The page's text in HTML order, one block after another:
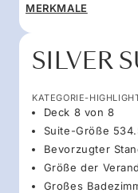
MERKMALE
SILVER
KATEGORIE-
Deck 8 von 8
Suite-Größe
Bevorzugter
Größe der
Großes